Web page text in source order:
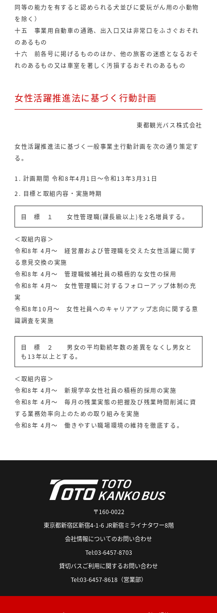
同等の能力を有すると認められる犬並びに愛玩がん用の小動物
を除く）
十五 事業用自動車の通路、出入口又は非常口をふさぐおそれ
のあるもの
十六 前各号に掲げるもののほか、他の旅客の迷惑となるおそ
れのあるもの又は車室を著しく汚損するおそれのあるもの
女性活躍推進法に基づく行動計画
東都観光バス株式会社
女性活躍推進法に基づく一般事業主行動計画を次の通り策定す
る。
計画期間 令和8年4月1日～令和13年3月31日
目標と取組内容・実施時期
目 標 １ 女性管理職(課長級以上)を2名増員する。
＜取組内容＞
令和8年 4月～ 経営層および管理職を交えた女性活躍に関す
る意見交換の実施
令和8年 4月～ 管理職候補社員の積極的な女性の採用
令和8年 4月～ 女性管理職に対するフォローアップ体制の充
実
令和8年10月～ 女性社員へのキャリアアップ志向に関する意
識調査を実施
目 標 ２ 男女の平均勤続年数の差異をなくし男女と
も13年以上とする。
＜取組内容＞
令和8年 4月～ 新規学卒女性社員の積極的採用の実施
令和8年 4月～ 毎月の残業実態の把握及び残業時間削減に資
する業務効率向上のための取り組みを実施
令和8年 4月～ 働きやすい職場環境の維持を徹底する。
〒160-0022
東京都新宿区新宿4-1-6 JR新宿ミライナタワー8階
会社情報についてのお問い合わせ
Tel:03-6457-8703
貸切バスご利用に関するお問い合わせ
Tel:03-6457-8618（営業部）